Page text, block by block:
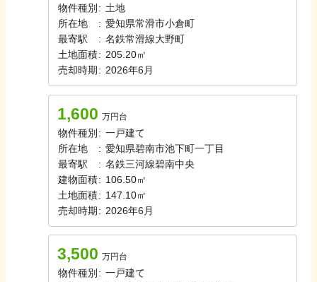
物件種別 : 土地
所在地
: 愛知県常滑市小倉町
最寄駅
: 名鉄常滑線大野町
土地面積: 205.20㎡
売却時期 : 2026年6月
1,600 万円台
物件種別 : 一戸建て
所在地
: 愛知県碧南市池下町一丁目
最寄駅
: 名鉄三河線碧南中央
建物面積: 106.50㎡
土地面積: 147.10㎡
売却時期 : 2026年6月
3,500 万円台
物件種別 : 一戸建て